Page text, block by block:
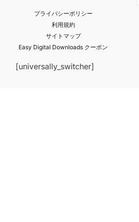
プライバシーポリシー
利用規約
サイトマップ
Easy Digital Downloads クーポン
[universally_switcher]